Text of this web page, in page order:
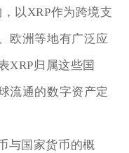
以XRP作为跨境支
欧洲等地有广泛应
XRP归属这些国
流通的数字资产定
与国家货币的概